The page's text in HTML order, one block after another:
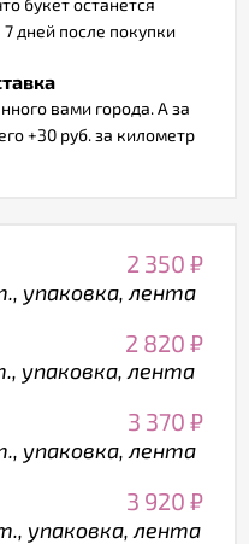
букет останется
дней после покупки
вами города. А за
+30 руб. за километр
2 350 ₽
упаковка, лента
2 820 ₽
упаковка, лента
3 370 ₽
упаковка, лента
3 920 ₽
упаковка, лента